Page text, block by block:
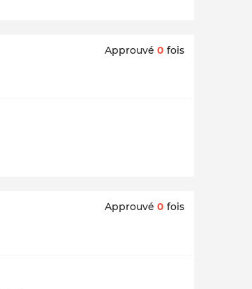
Approuvé 0 fois
Approuvé 0 fois